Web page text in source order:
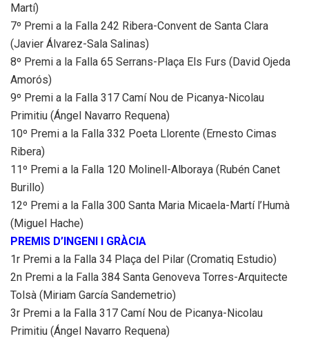
Martí)
7º Premi a la Falla 242 Ribera-Convent de Santa Clara
(Javier Álvarez-Sala Salinas)
8º Premi a la Falla 65 Serrans-Plaça Els Furs (David Ojeda
Amorós)
9º Premi a la Falla 317 Camí Nou de Picanya-Nicolau
Primitiu (Ángel Navarro Requena)
10º Premi a la Falla 332 Poeta Llorente (Ernesto Cimas
Ribera)
11º Premi a la Falla 120 Molinell-Alboraya (Rubén Canet
Burillo)
12º Premi a la Falla 300 Santa Maria Micaela-Martí l’Humà
(Miguel Hache)
PREMIS D’INGENI I GRÀCIA
1r Premi a la Falla 34 Plaça del Pilar (Cromatiq Estudio)
2n Premi a la Falla 384 Santa Genoveva Torres-Arquitecte
Tolsà (Miriam García Sandemetrio)
3r Premi a la Falla 317 Camí Nou de Picanya-Nicolau
Primitiu (Ángel Navarro Requena)